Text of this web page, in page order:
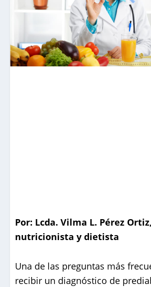
Por: Lcda. Vilma L. Pérez Ortiz,
nutricionista y dietista
Una de las preguntas más
recibir un diagnóstico de